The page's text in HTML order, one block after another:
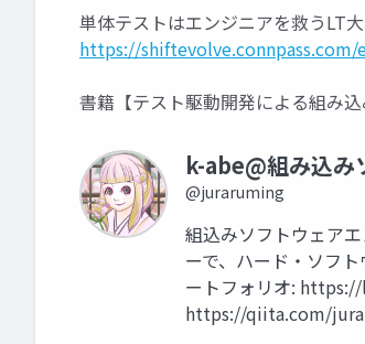
単体テストはエンジニアを救うLT大
https://shiftevolve.connpass.com/
書籍【テスト駆動開発による組み
k-abe@組み込み
@juraruming
組込みソフトウェア
ーで、ハード・ソフ
ートフォリオ:
https://qiita.com/